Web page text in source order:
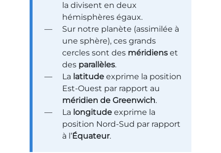
la divisent en deux
hémisphères égaux.
Sur notre planète (assimilée à
une sphère), ces grands
cercles sont des méridiens et
des parallèles.
La latitude exprime la position
Est-Ouest par rapport au
méridien de Greenwich.
La longitude exprime la
position Nord-Sud par rapport
à l’Équateur.